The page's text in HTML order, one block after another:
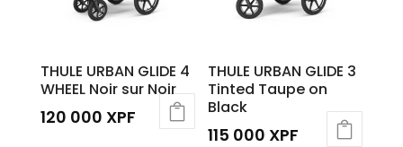
THULE URBAN GLIDE 4
WHEEL Noir sur Noir
120 000 XPF
THULE URBAN GLIDE 3
Tinted Taupe on
Black
115 000 XPF